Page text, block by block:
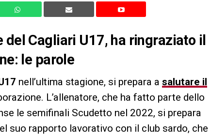
del Cagliari U17, ha ringraziato il
le parole
nell’ultima stagione, si prepara a salutare il
L’allenatore, che ha fatto parte dello
le semifinali Scudetto nel 2022, si prepara
suo rapporto lavorativo con il club sardo, che